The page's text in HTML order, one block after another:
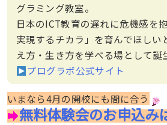
グラミング教室。
日本のICT教育の遅れに危機感を
実現するチカラ」を育んでほしい
え方・生き方を学べる場として誕
プログラボ公式サイト
いまなら4月の開校にも間に合う
無料体験会のお申込み